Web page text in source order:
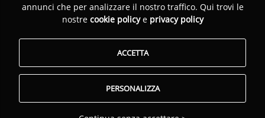
annunci che per analizzare il nostro traffico. Qui trovi le
nostre cookie policye privacy policy
ACCETTA
PERSONALIZZA